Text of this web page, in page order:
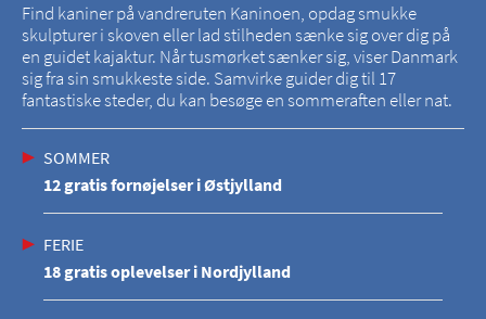
Find kaniner på vandreruten Kaninoen, opdag smukke
skulpturer i skoven eller lad stilheden sænke sig over dig på
en guidet kajaktur. Når tusmørket sænker sig, viser Danmark
sig fra sin smukkeste side. Samvirke guider dig til 17
fantastiske steder, du kan besøge en sommeraften eller nat.
SOMMER
12 gratis fornøjelser i Østjylland
FERIE
18 gratis oplevelser i Nordjylland